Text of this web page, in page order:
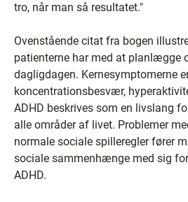
tro, når man så resultatet."
Ovenstående citat fra bogen
patienterne har med at planlægge
dagligdagen. Kernesymptomerne
koncentrationsbesvær,
ADHD beskrives som en livslang
alle områder af livet. Problemer
normale sociale spilleregler fører
sociale sammenhænge med sig
ADHD.